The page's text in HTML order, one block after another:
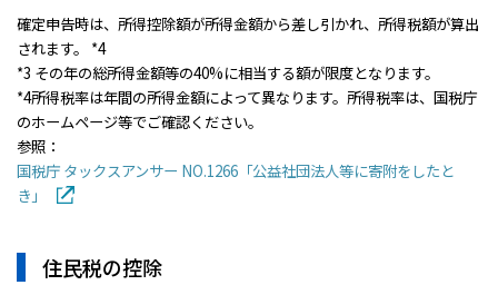
確定申告時は、所得控除額が所得金額から差し引かれ、所得税額が算出
されます。 *4
*3 その年の総所得金額等の40%に相当する額が限度となります。
*4所得税率は年間の所得金額によって異なります。所得税率は、国税庁
のホームページ等でご確認ください。
参照：
国税庁 タックスアンサー NO.1266「公益社団法人等に寄附をしたと
き」
住民税の控除